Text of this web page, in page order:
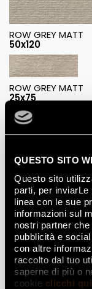
QUESTO SITO
Questo sito
parti, per
linea con le sue
informazioni sul
nostri partner
pubblicità e
con altre
raccolto dal tuo
saperne di più o
cookie clicchi qui
ROW GREY MATT
50x120
ROW GREY MATT
25x75
Decorations
FOSSIL SILVER
25x75